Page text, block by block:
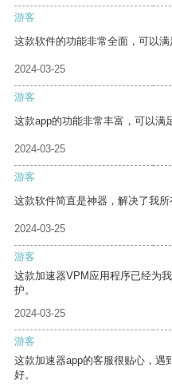
游客
这款软件的功能非常全面，可以满
2024-03-25
游客
这款app的功能非常丰富，可以满
2024-03-25
游客
这款软件简直是神器，解决了我所
2024-03-25
游客
这款加速器VPM应用程序已经为
护。
2024-03-25
游客
这款加速器app的客服很贴心，遇
好。